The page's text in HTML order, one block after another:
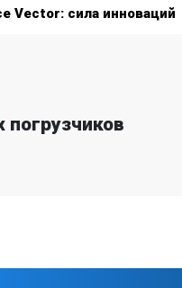
Vector: сила инноваций